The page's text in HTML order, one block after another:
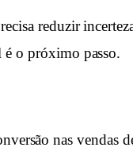
reduzir
é o próximo passo.
nas vendas